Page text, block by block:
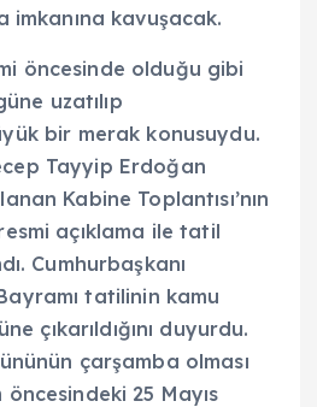
kavuşacak.
öncesinde olduğu gibi
uzatılıp
bir merak konusuydu.
Tayyip Erdoğan
Kabine Toplantısı’nın
açıklama ile tatil
Cumhurbaşkanı
tatilinin kamu
çıkarıldığını duyurdu.
çarşamba olması
25 Mayıs